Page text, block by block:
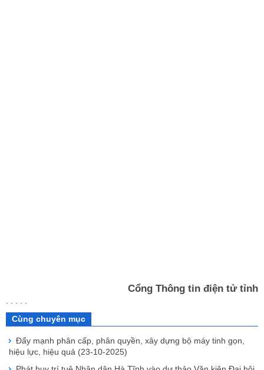
Cổng Thông tin điện tử tỉnh
Cùng chuyên mục
Đẩy mạnh phân cấp, phân quyền, xây dựng bộ máy tinh gọn,
hiệu lực, hiệu quả (23-10-2025)